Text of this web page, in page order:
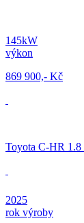
145kW
výkon
869 900,- Kč
Toyota C-HR
2025
rok výroby